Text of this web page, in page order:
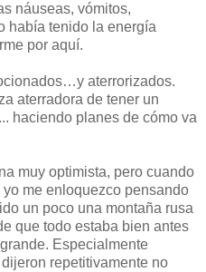
náuseas, vómitos,
había tenido la energía
por aquí.
aterrorizados.
aterradora de tener un
haciendo planes de cómo va
muy optimista, pero cuando
me enloquezco pensando
un poco una montaña rusa
que todo estaba bien antes
Especialmente
repetitivamente no